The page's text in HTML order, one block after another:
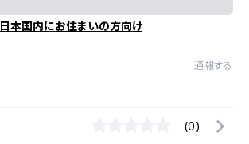
日本国内にお住まいの方向け
通報する
(0)